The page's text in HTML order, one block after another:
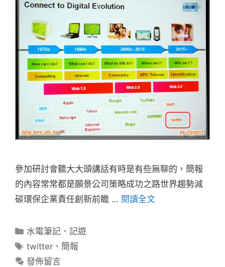
參加研討會聽大大頭講話有時是有些無聊的，簡報
的內容常常都是願景公司策略成功之路世界趨勢減
碳環保企業責任創新前瞻 … 閱讀全文
分
類
水電筆記 、記遊
標
籤
twitter 、 簡報
發佈留言